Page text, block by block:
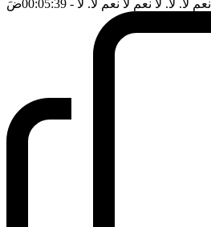
نعم لا. لا. لا نعم لا نعم لا. لا - 00:05:39 ضَ